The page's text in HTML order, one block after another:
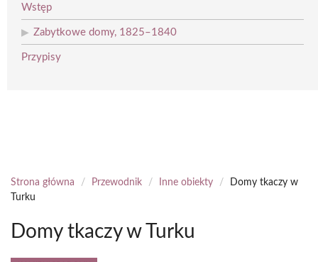
Wstęp
Zabytkowe domy, 1825–1840
Przypisy
Strona główna / Przewodnik / Inne obiekty /
Domy tkaczy w
Turku
Domy tkaczy w Turku